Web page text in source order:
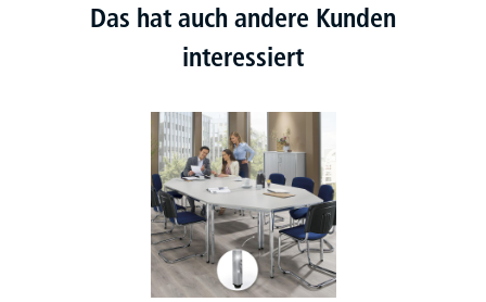
Das hat auch andere Kunden
interessiert